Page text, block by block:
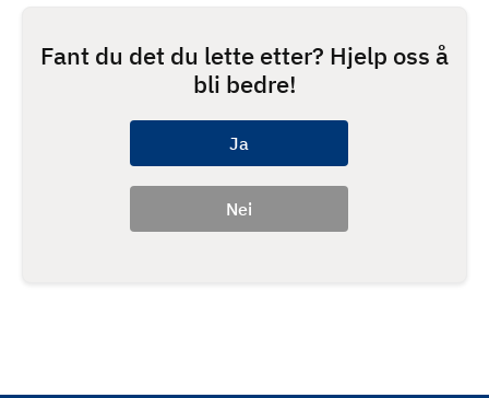
Fant du det du lette etter? Hjelp oss å
bli bedre!